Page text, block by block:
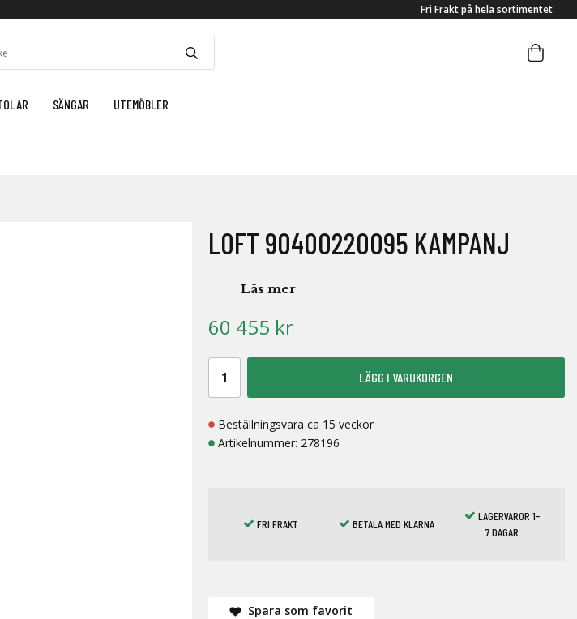
Fri Frakt på hela sortimentet
SÄNGAR UTEMÖBLER
LOFT 90400220095 KAMPANJ
Läs mer
60 455 kr
LÄGG I VARUKORGEN
Beställningsvara ca 15 veckor
Artikelnummer: 278196
FRI FRAKT BETALA MED KLARNA
LAGERVAROR 1-
7 DAGAR
Spara som favorit